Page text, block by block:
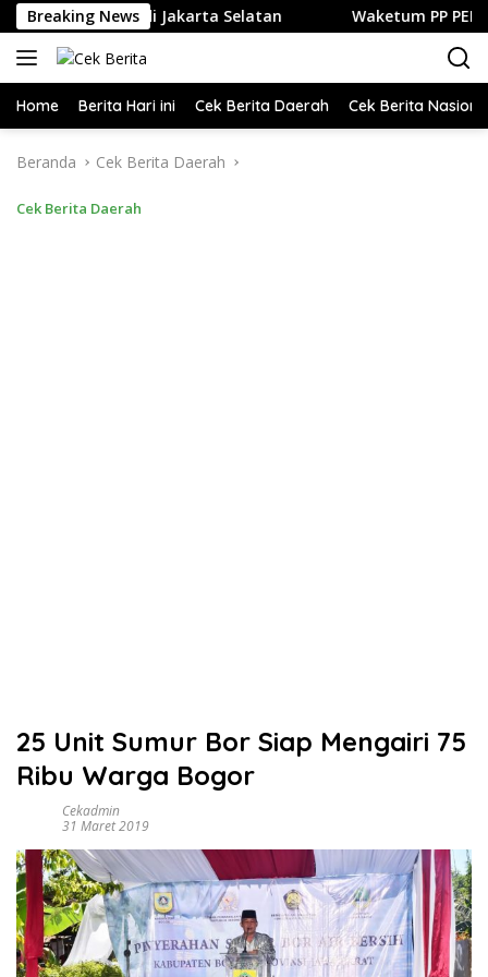
Langsung
ke
konten
Breaking News
Kuliner di Jakarta Selatan Waketum PP PELTI ,H.
Home Berita Hari ini Cek Berita Daerah Cek Berita
Beranda Cek Berita Daerah
Cek Berita Daerah
25 Unit Sumur Bor Siap Mengairi 75
Ribu Warga Bogor
Cekadmin
31 Maret 2019